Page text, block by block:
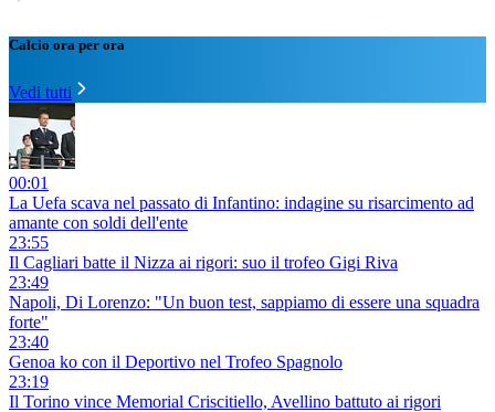
Calcio ora per ora
Vedi tutti
00:01
La Uefa scava nel passato di Infantino: indagine su risarcimento ad
amante con soldi dell'ente
23:55
Il Cagliari batte il Nizza ai rigori: suo il trofeo Gigi Riva
23:49
Napoli, Di Lorenzo: "Un buon test, sappiamo di essere una squadra
forte"
23:40
Genoa ko con il Deportivo nel Trofeo Spagnolo
23:19
Il Torino vince Memorial Criscitiello, Avellino battuto ai rigori